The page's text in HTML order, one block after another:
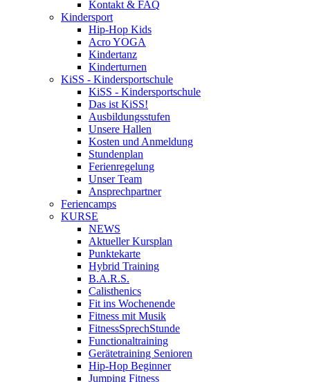
Kontakt & FAQ
Kindersport
Hip-Hop Kids
Acro YOGA
Kindertanz
Kinderturnen
KiSS - Kindersportschule
KiSS - Kindersportschule
Das ist KiSS!
Ausbildungsstufen
Unsere Hallen
Kosten und Anmeldung
Stundenplan
Ferienregelung
Unser Team
Ansprechpartner
Feriencamps
KURSE
NEWS
Aktueller Kursplan
Punktekarte
Hybrid Training
B.A.R.S.
Calisthenics
Fit ins Wochenende
Fitness mit Musik
FitnessSprechStunde
Functionaltraining
Gerätetraining Senioren
Hip-Hop Beginner
Jumping Fitness